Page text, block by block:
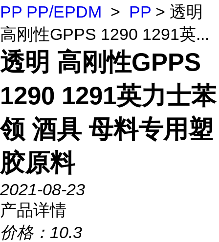
PP PP/EPDM > PP > 透明
高刚性GPPS 1290 1291英...
透明 高刚性GPPS
1290 1291英力士苯
领 酒具 母料专用塑
胶原料
2021-08-23
产品详情
价格： 10.3